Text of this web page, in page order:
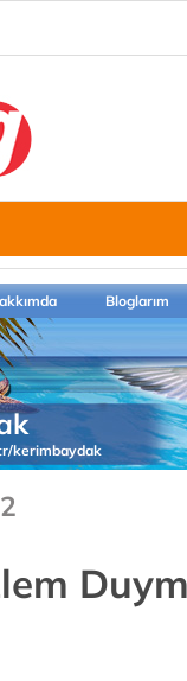
Bloglarım
kerimbaydak